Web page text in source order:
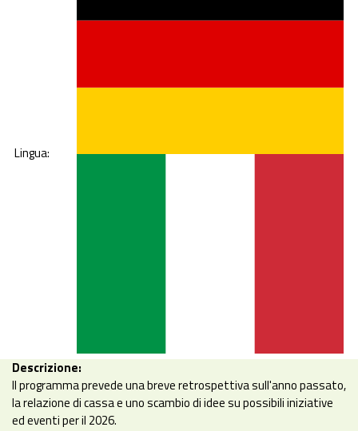
Lingua:
Descrizione:
Il programma prevede una breve retrospettiva sull'anno passato,
la relazione di cassa e uno scambio di idee su possibili iniziative
ed eventi per il 2026.